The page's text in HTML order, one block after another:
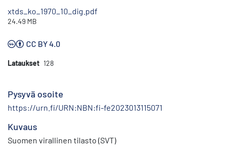
xtds_ko_1970_10_dig.pdf
24.49 MB
CC BY 4.0
Lataukset 128
Pysyvä osoite
https://urn.fi/URN:NBN:fi-fe2023013115071
Kuvaus
Suomen virallinen tilasto (SVT)